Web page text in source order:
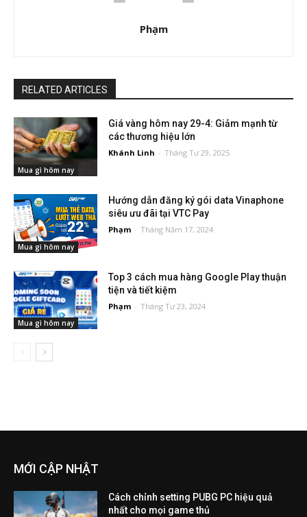
Phạm
RELATED ARTICLES
Mua gì hôm nay
Giá vàng hôm nay 29-4: Giảm mạnh từ
các thương hiệu lớn
Khánh Linh - Tháng Tư 29, 2025
Mua gì hôm nay
Hướng dẫn đăng ký gói data Vinaphone
siêu ưu đãi tại VTC Pay
Phạm - Tháng Năm 17, 2024
Mua gì hôm nay
Top 3 cách mua hàng Google Play thuận
tiện và tiết kiệm
Phạm - Tháng Tư 23, 2024
MỚI CẬP NHẬT
Cách chỉnh setting PUBG PC hiệu quả
nhất cho mọi game thủ